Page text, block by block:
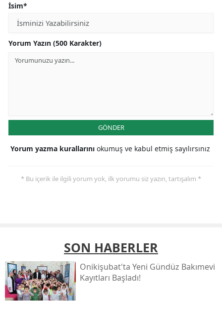
İsim*
Yorum Yazın (500 Karakter)
GÖNDER
Yorum yazma kurallarını okumuş ve kabul etmiş sayılırsınız
* Bu içerik ile ilgili yorum yok, ilk yorumu siz yazın, tartışalım *
SON HABERLER
Onikişubat'ta Yeni Gündüz Bakımevi
Kayıtları Başladı!